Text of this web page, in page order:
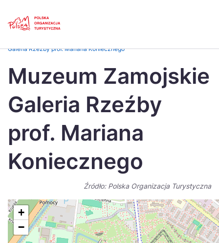
Česká 中国
Dansk
Italiano
Nederlands
Suomi
Україна
Galeria Rzeźby prof. Mariana Koniecznego
Muzeum Zamojskie
Galeria Rzeźby
prof. Mariana
Koniecznego
Źródło: Polska Organizacja Turystyczna
+
−